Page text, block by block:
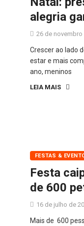
alegria
26 de novembro
Crescer ao lado
estar e mais
ano, meninos
LEIA MAIS
FESTAS &
Festa
de 600
16 de julho de
Mais de 600